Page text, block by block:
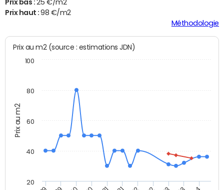
Prix bas : 25 €/m2
Prix haut :98 €/m2
Méthodologie
Prix au m2
Prix au m2 (source : estimations JDN)
20
40
60
80
100